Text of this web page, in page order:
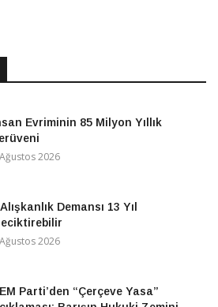
Evriminin 85 Milyon Yıllık
2026
Demansı 13 Yıl
2026
Parti’den “Çerçeve Yasa”